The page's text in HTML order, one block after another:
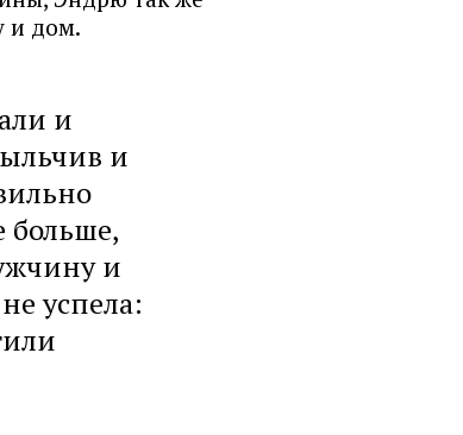
и дом.
и
и
больше,
и
успела: